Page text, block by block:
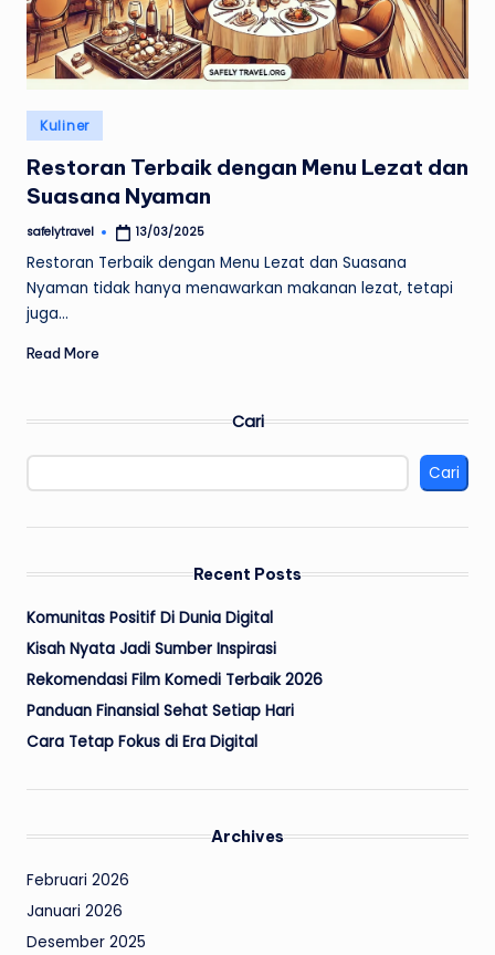
Posted
in
Kuliner
Restoran Terbaik dengan Menu Lezat dan
Suasana Nyaman
Posted
safelytravel 13/03/2025
Restoran Terbaik dengan Menu Lezat dan Suasana
Nyaman tidak hanya menawarkan makanan lezat, tetapi
juga…
Read More
Cari
Cari
Recent Posts
Komunitas Positif Di Dunia Digital
Kisah Nyata Jadi Sumber Inspirasi
Rekomendasi Film Komedi Terbaik 2026
Panduan Finansial Sehat Setiap Hari
Cara Tetap Fokus di Era Digital
Archives
Februari 2026
Januari 2026
Desember 2025